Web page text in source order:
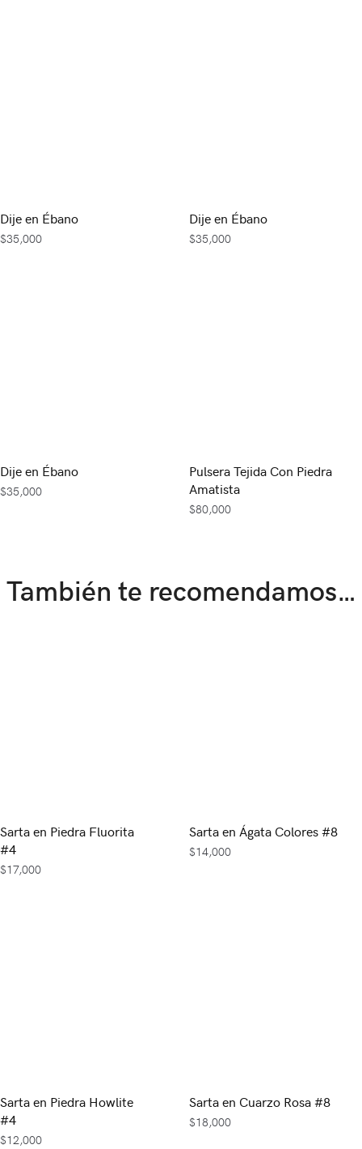
Dije en Ébano
$35,000
Dije en Ébano
$35,000
Dije en Ébano
$35,000
Pulsera Tejida Con Piedra
Amatista
$80,000
También te recomendamos…
Sarta en Piedra Fluorita
#4
$17,000
Sarta en Ágata Colores #8
$14,000
Sarta en Piedra Howlite
#4
$12,000
Sarta en Cuarzo Rosa #8
$18,000